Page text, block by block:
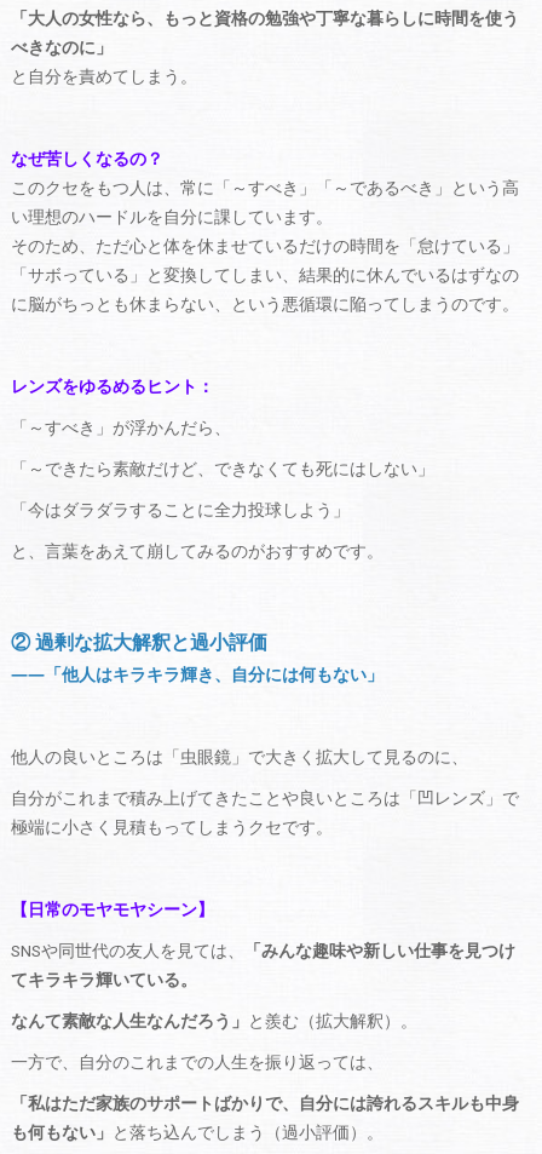
「大人の女性なら、もっと資格の勉強や丁寧な暮らしに時間を使う
べきなのに」
と自分を責めてしまう。
なぜ苦しくなるの？
このクセをもつ人は、常に「～すべき」「～であるべき」という高
い理想のハードルを自分に課しています。
そのため、ただ心と体を休ませているだけの時間を「怠けている」
「サボっている」と変換してしまい、結果的に休んでいるはずなの
に脳がちっとも休まらない、という悪循環に陥ってしまうのです。
レンズをゆるめるヒント：
「～すべき」が浮かんだら、
「～できたら素敵だけど、できなくても死にはしない」
「今はダラダラすることに全力投球しよう」
と、言葉をあえて崩してみるのがおすすめです。
② 過剰な拡大解釈と過小評価
――「他人はキラキラ輝き、自分には何もない」
他人の良いところは「虫眼鏡」で大きく拡大して見るのに、
自分がこれまで積み上げてきたことや良いところは「凹レンズ」で
極端に小さく見積もってしまうクセです。
【日常のモヤモヤシーン】
SNSや同世代の友人を見ては、
「みんな趣味や新しい仕事を見つけ
てキラキラ輝いている。
なんて素敵な人生なんだろう」 と羨む（拡大解釈）。
一方で、自分のこれまでの人生を振り返っては、
「私はただ家族のサポートばかりで、自分には誇れるスキルも中身
も何もない」 と落ち込んでしまう（過小評価）。